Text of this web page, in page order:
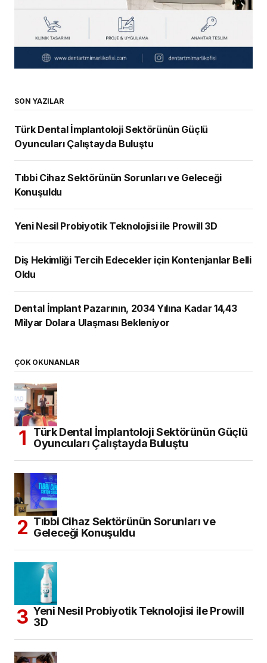
SON YAZILAR
Türk Dental İmplantoloji Sektörünün Güçlü
Oyuncuları Çalıştayda Buluştu
Tıbbi Cihaz Sektörünün Sorunları ve Geleceği
Konuşuldu
Yeni Nesil Probiyotik Teknolojisi ile Prowill 3D
Diş Hekimliği Tercih Edecekler için Kontenjanlar Belli
Oldu
Dental İmplant Pazarının, 2034 Yılına Kadar 14,43
Milyar Dolara Ulaşması Bekleniyor
ÇOK OKUNANLAR
Türk Dental İmplantoloji Sektörünün Güçlü
Oyuncuları Çalıştayda Buluştu
Tıbbi Cihaz Sektörünün Sorunları ve
Geleceği Konuşuldu
Yeni Nesil Probiyotik Teknolojisi ile Prowill
3D